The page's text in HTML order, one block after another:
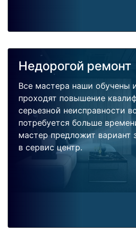
Недорогой ремонт
Все мастера наши обучены
проходят повышение
серьезной неисправности
потребуется больше
мастер предложит вариант
в сервис центр.